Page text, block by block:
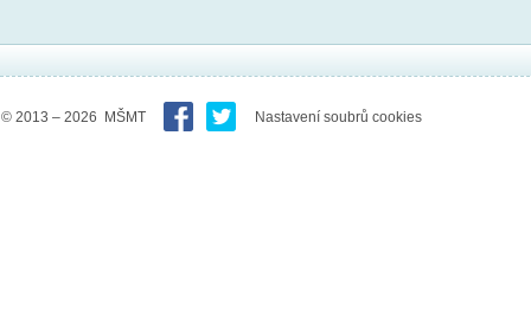
© 2013 – 2026 MŠMT Nastavení soubrů cookies